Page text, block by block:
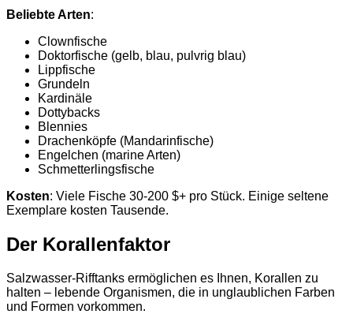
Beliebte Arten:
Clownfische
Doktorfische (gelb, blau, pulvrig blau)
Lippfische
Grundeln
Kardinäle
Dottybacks
Blennies
Drachenköpfe (Mandarinfische)
Engelchen (marine Arten)
Schmetterlingsfische
Kosten: Viele Fische 30-200 $+ pro Stück. Einige seltene
Exemplare kosten Tausende.
Der Korallenfaktor
Salzwasser-Rifftanks ermöglichen es Ihnen, Korallen zu
halten – lebende Organismen, die in unglaublichen Farben
und Formen vorkommen.